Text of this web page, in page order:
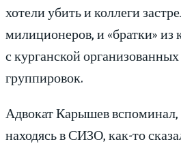
хотели убить и коллеги
милиционеров, и «братки»
с курганской
группировок.
Адвокат Карышев вспоминал,
находясь в СИЗО, как-то